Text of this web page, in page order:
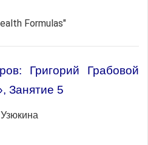
Formulas"
Григорий Грабовой
Занятие 5